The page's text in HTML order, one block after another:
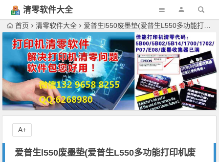
清零软件大全
下载
首页 清零软件大全 爱普生l550废墨垫(爱普生L550多功能打印机废墨处理方法)
爱普生l550废墨垫(爱普生L550多功能打印机废
A+